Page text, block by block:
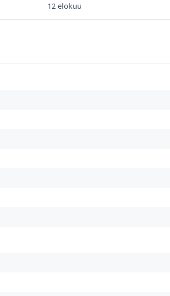
12 elokuu